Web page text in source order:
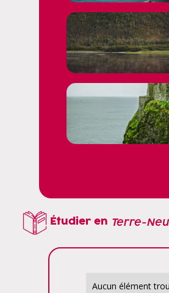
Étudier en Terre-
Aucun élément